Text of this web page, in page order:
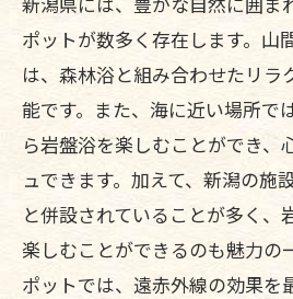
静寂の中での深いリラ
遠赤外線の力で血行促進
を新潟で実感
遠赤外線がもたらす健
血行促進とその効果
新潟での岩盤浴体験の
健康を支える岩盤浴の
血行改善で体調を整え
ポットが数多く存在します。山
は、森林浴と組み合わせたリラ
能です。また、海に近い場所で
ら岩盤浴を楽しむことができ、
ュできます。加えて、新潟の施
と併設されていることが多く、
楽しむことができるのも魅力の
ポットでは、遠赤外線の効果を